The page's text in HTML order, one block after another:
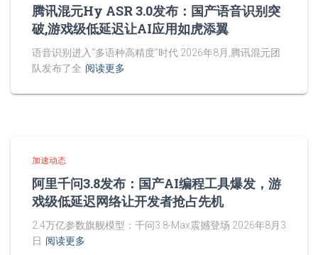
腾讯混元Hy ASR 3.0发布：国产语音识别突
破,游戏级低延迟让AI应用如虎添翼
语音识别进入"多语种高精度"时代 2026年8月,腾讯混元团
队发布了全 阅读更多
加速动态
阿里千问3.8发布：国产AI编程工具爆发，游
戏级低延迟网络让开发者抢占先机
2.4万亿参数旗舰模型：千问3.8-Max震撼登场 2026年8月3
日 阅读更多